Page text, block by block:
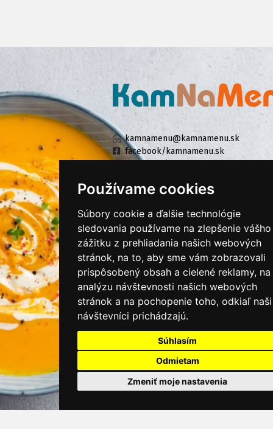
Používame cookies
Súbory cookie a ďalšie technológie
sledovania používame na zlepšenie vášho
zážitku z prehliadania našich webových
stránok, na to, aby sme vám zobrazovali
prispôsobený obsah a cielené reklamy, na
analýzu návštevnosti našich webových
stránok a na pochopenie toho, odkiaľ naši
návštevníci prichádzajú.
Súhlasím
Odmietam
Zmeniť moje nastavenia
kamnamenu@kamnamenu.sk
facebook/kamnamenu.sk
KONTAKTUJTE NÁS
PRIHLÁSIŤ SA DO ZÁKAZNÍCKEJ ZÓNY
Všeobecné obchodné podmienky
Ochrana osobných údajov
Cookies
Moje KamNaMenu
Pridať reštauráciu
Cenník balíkov